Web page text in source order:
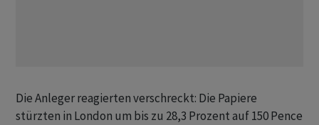
Die Anleger reagierten verschreckt: Die Papiere
stürzten in London um bis zu 28,3 Prozent auf 150 Pence